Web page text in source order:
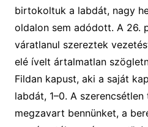
birtokoltuk a labdát, nagy
oldalon sem adódott. A 26.
váratlanul szereztek
elé ívelt ártalmatlan szöglet
Fildan kapust, aki a saját
labdát, 1–0. A szerencsétlen
megzavart bennünket, a